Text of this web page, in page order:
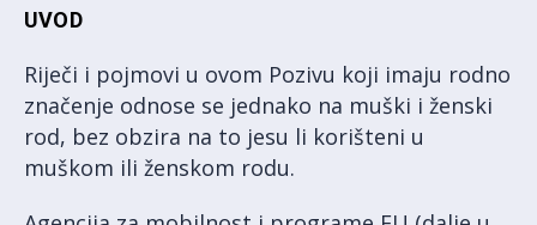
UVOD
Riječi i pojmovi u ovom Pozivu koji imaju rodno
značenje odnose se jednako na muški i ženski
rod, bez obzira na to jesu li korišteni u
muškom ili ženskom rodu.